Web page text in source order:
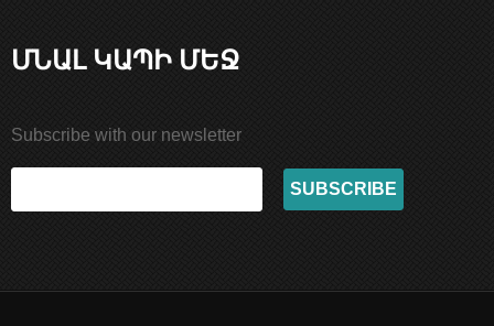
ՄՆԱԼ ԿԱՊԻ ՄԵՋ
Subscribe with our newsletter